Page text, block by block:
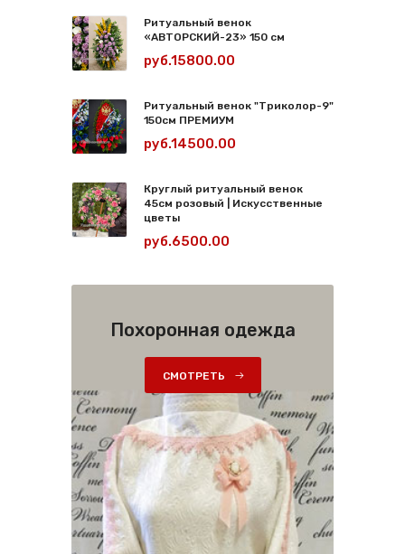
Ритуальный венок
«АВТОРСКИЙ-23» 150 см
руб.15800.00
Ритуальный венок "Триколор-9"
150см ПРЕМИУМ
руб.14500.00
Круглый ритуальный венок
45см розовый | Искусственные
цветы
руб.6500.00
Похоронная одежда
СМОТРЕТЬ